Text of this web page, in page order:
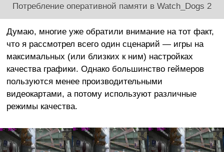
Потребление оперативной памяти в Watch_Dogs 2
Думаю, многие уже обратили внимание на тот факт,
что я рассмотрел всего один сценарий — игры на
максимальных (или близких к ним) настройках
качества графики. Однако большинство геймеров
пользуются менее производительными
видеокартами, а потому используют различные
режимы качества.